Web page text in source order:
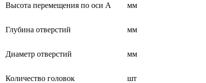
Высота перемещения по оси А мм
Глубина отверстий мм
Диаметр отверстий мм
Количество головок шт